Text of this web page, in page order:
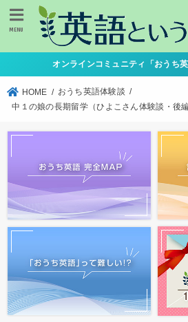
MENU
オンラインコミュニティ「おうち
HOME
おうち英語体験談
中１の娘の長期留学（ひよこさん体験談・後編